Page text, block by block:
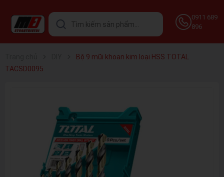
0911 689
896
Bộ 9 mũi khoan kim loại HSS TOTAL
TACSD0095